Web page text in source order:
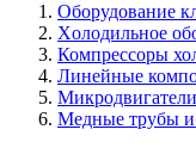
Оборудование
Xолодильное
Компрессоры
Линейные
Медные трубы